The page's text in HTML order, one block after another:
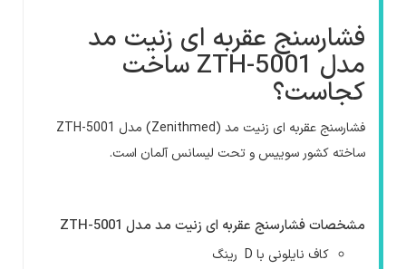
فشارسنج عقربه ای زنیت مد
مدل ZTH-5001 ساخت
کجاست؟
فشارسنج عقربه ای زنیت مد (Zenithmed) مدل ZTH-5001
ساخته کشور سوییس و تحت لیسانس آلمان است.
مشخصات فشارسنج عقربه ای زنیت مد مدل ZTH-5001
کاف نایلونی با D رینگ